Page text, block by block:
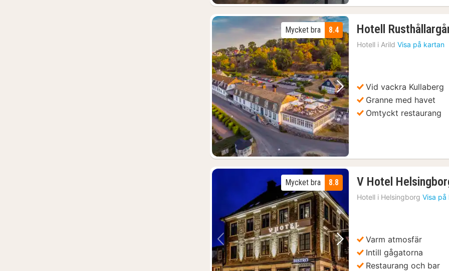
Föregående bild Nästa bild
8.4
Mycket bra Hotell
Hotell i Arild Visa på kartan
Vid vackra Kullaberg
Granne med havet
Omtyckt restaurang
Föregående bild Nästa bild
8.8
Mycket bra V Hotel
Hotell i Helsingborg Visa på
Varm atmosfär
Intill gågatorna
Restaurang och bar